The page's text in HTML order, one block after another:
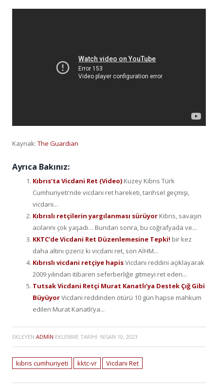
Kaynak: The Guardian
Ayrıca Bakınız:
Kıbrıs’ta Vicdani Ret (Video) Kuzey Kıbrıs Türk
Cumhuriyeti'nde vicdani ret hareketi, tarihsel geçmişi,
vicdani...
Kıbrıslı retçilerin yargılanması sürüyor Kıbrıs, savaşın
acılarını çok yaşadı… Bundan sonra, bu coğrafyada ve...
KKTC’de Vicdani Ret Düzenlemesine Tepki! bir kez
daha altını çizeriz ki vicdani ret, son AİHM...
Kıbrıslı vicdani retçiye hapisVicdani reddini açıklayarak
2009 yılından itibaren seferberliğe gitmeyi ret eden...
Tutsak Vicdani Retçi Murat Kanatlı’ya Destek Çığ Gibi
BüyüyorVicdani reddinden ötürü 10 gün hapse mahkum
edilen Murat Kanatlı’ya...
EKLEYEN ADMIN EKLENME TARIHI: NISAN 10, 2023
kıbrıs cumhuriyeti kktc-vr Vicdani Ret